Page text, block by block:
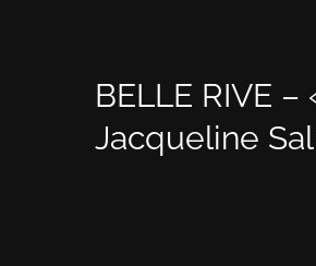
BELLE RIVE
Jacqueline